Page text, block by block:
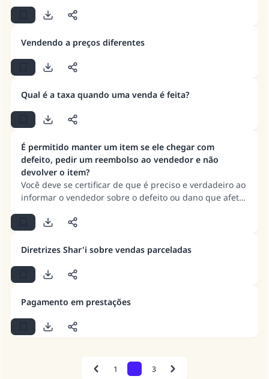
Vendendo a preços diferentes
Qual é a taxa quando uma venda é feita?
É permitido manter um item se ele chegar com
defeito, pedir um reembolso ao vendedor e não
devolver o item?
Você deve se certificar de que é preciso e verdadeiro ao
informar o vendedor sobre o defeito ou dano que afeta
pedir para você devolver o item, não há nada de errado
não quer mais.
Diretrizes Shar'i sobre vendas parceladas
Pagamento em prestações
Previous
1 3 Next
A resposta n° 110845 salvou um
casamento.
Ajude-nos a responder à Ummah
O Profeta ﷺ disse,
"Quem quer que incentive outros a fazer o
que é bom receberá a mesma recompensa
que aqueles que o fazem."
(MUSLIM, 1893)
CONTRIBUIR